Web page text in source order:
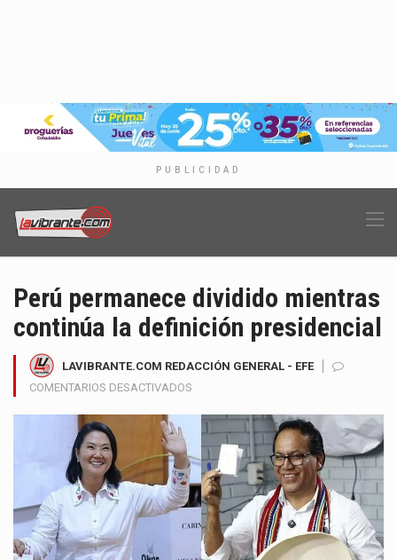
PUBLICIDAD
Perú permanece dividido mientras
continúa la definición presidencial
LAVIBRANTE.COM REDACCIÓN GENERAL - EFE
COMENTARIOS DESACTIVADOS
PERMANECE
DIVIDIDO
MIENTRAS
CONTINÚA
LA
DEFINICIÓN
PRESIDENCIAL